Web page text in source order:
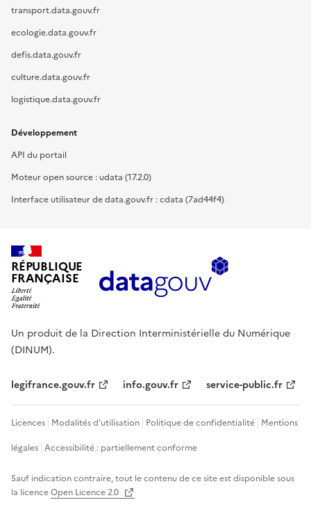
transport.data.gouv.fr
ecologie.data.gouv.fr
defis.data.gouv.fr
culture.data.gouv.fr
logistique.data.gouv.fr
Développement
API du portail
Moteur open source : udata (17.2.0)
Interface utilisateur de data.gouv.fr : cdata (7ad44f4)
RÉPUBLIQUE
FRANÇAISE
Un produit de la Direction Interministérielle du Numérique
(DINUM).
legifrance.gouv.fr info.gouv.fr service-public.fr
Licences Modalités d'utilisation Politique de confidentialité Mentions
légales Accessibilité : partiellement conforme
Sauf indication contraire, tout le contenu de ce site est disponible sous
la licenceOpen Licence 2.0